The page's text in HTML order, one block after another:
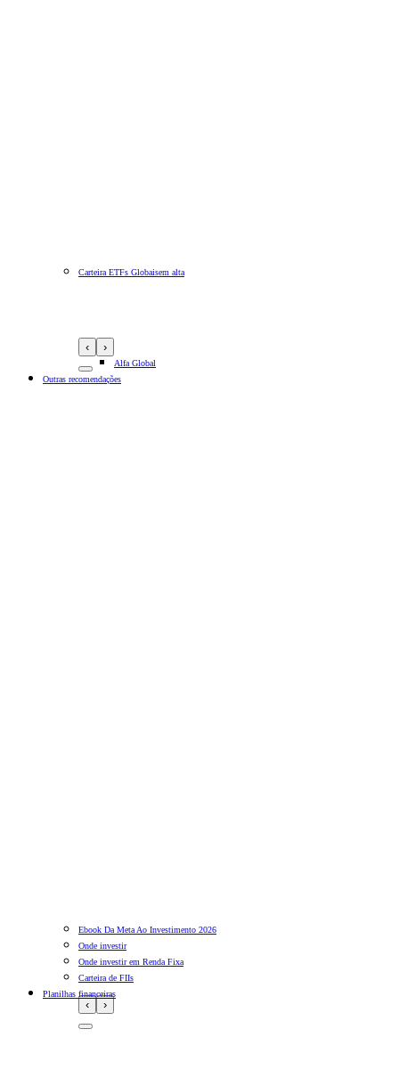
‹ ›
Carteira ETFs Globaisem alta
Alfa Global
Outras recomendações
‹ ›
Ebook Da Meta Ao Investimento 2026
Onde investir
Onde investir em Renda Fixa
Carteira de FIIs
Planilhas financeiras